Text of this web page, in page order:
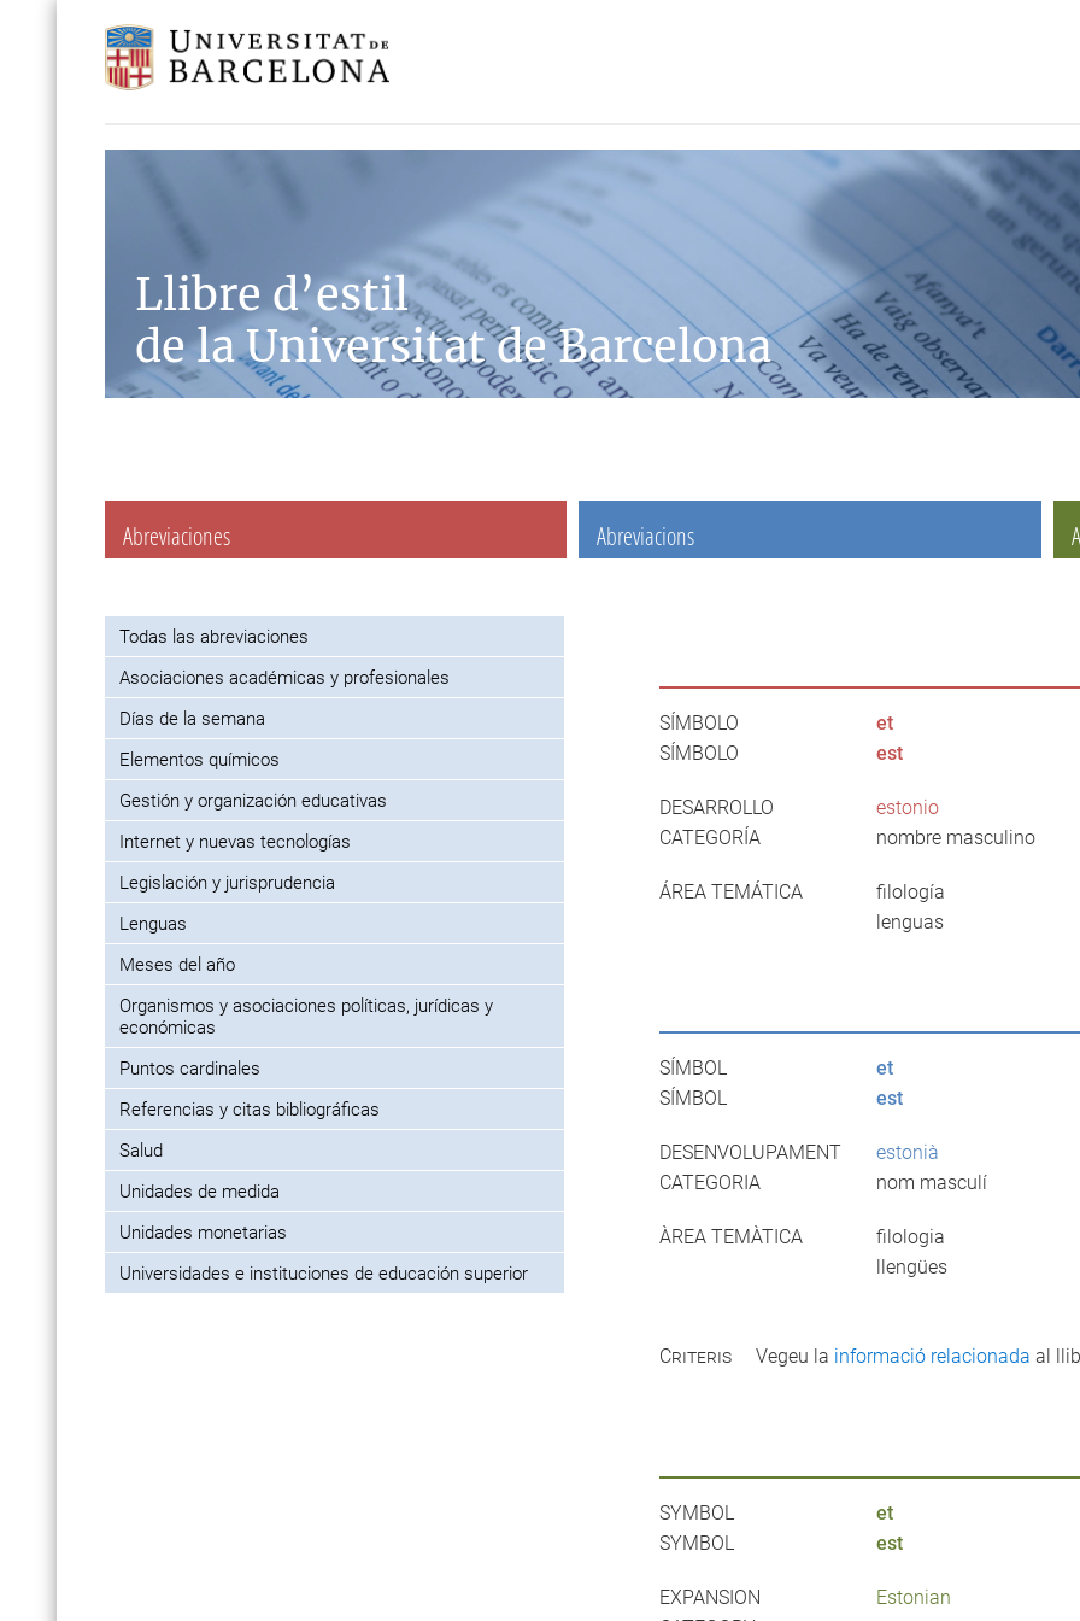
Llibre d’estil
de la Universitat de Barcelona
Abreviaciones Abreviacions
Todas las abreviaciones
Asociaciones académicas y profesionales
Días de la semana
Elementos químicos
Gestión y organización educativas
Internet y nuevas tecnologías
Legislación y jurisprudencia
Lenguas
Meses del año
Organismos y asociaciones políticas, jurídicas y
económicas
Puntos cardinales
Referencias y citas bibliográficas
Salud
Unidades de medida
Unidades monetarias
Universidades e instituciones de educación superior
SÍMBOLO
et
SÍMBOLO
est
DESARROLLO
estonio
CATEGORÍA
nombre masculino
ÁREA TEMÁTICA
filología
lenguas
SÍMBOL
et
SÍMBOL
est
DESENVOLUPAMENT
estonià
CATEGORIA
nom masculí
ÀREA TEMÀTICA
filologia
llengües
Criteris Vegeu la informació relacionada al
SYMBOL
et
SYMBOL
est
EXPANSION
Estonian